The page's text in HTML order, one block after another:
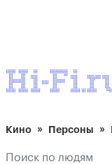
Кино Персоны
Поиск по людям